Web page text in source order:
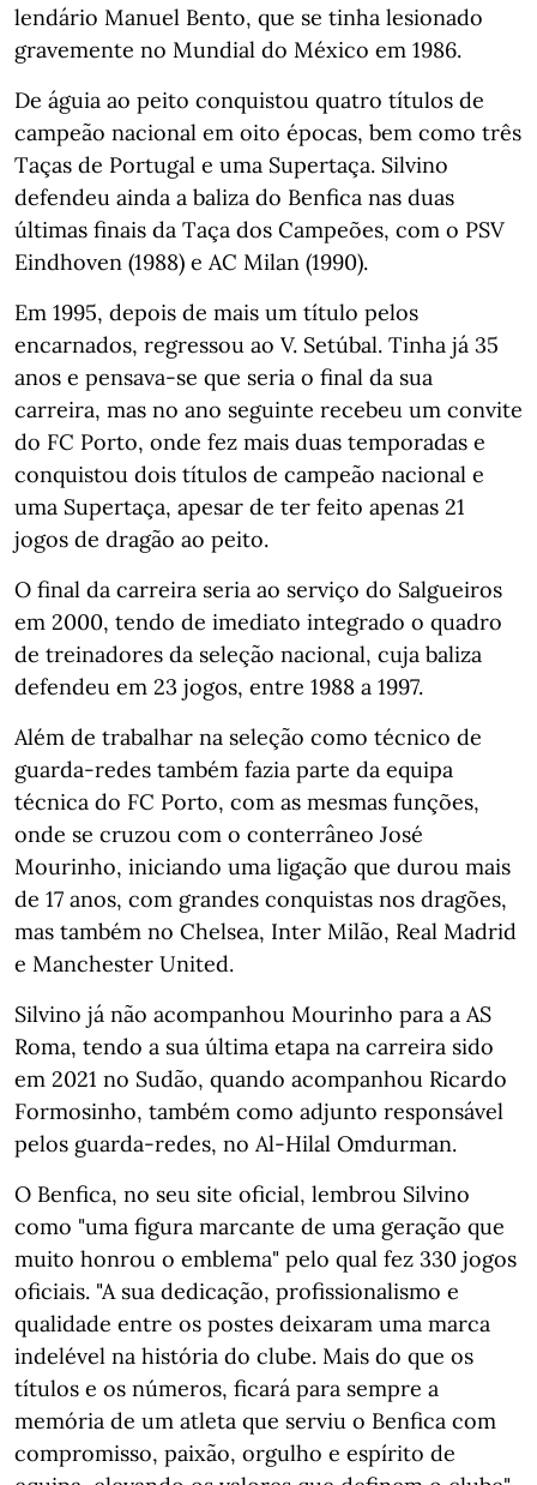
lendário Manuel Bento, que se tinha lesionado
gravemente no Mundial do México em 1986.
De águia ao peito conquistou quatro títulos de
campeão nacional em oito épocas, bem como três
Taças de Portugal e uma Supertaça. Silvino
defendeu ainda a baliza do Benfica nas duas
últimas finais da Taça dos Campeões, com o PSV
Eindhoven (1988) e AC Milan (1990).
Em 1995, depois de mais um título pelos
encarnados, regressou ao V. Setúbal. Tinha já 35
anos e pensava-se que seria o final da sua
carreira, mas no ano seguinte recebeu um convite
do FC Porto, onde fez mais duas temporadas e
conquistou dois títulos de campeão nacional e
uma Supertaça, apesar de ter feito apenas 21
jogos de dragão ao peito.
O final da carreira seria ao serviço do Salgueiros
em 2000, tendo de imediato integrado o quadro
de treinadores da seleção nacional, cuja baliza
defendeu em 23 jogos, entre 1988 a 1997.
Além de trabalhar na seleção como técnico de
guarda-redes também fazia parte da equipa
técnica do FC Porto, com as mesmas funções,
onde se cruzou com o conterrâneo José
Mourinho, iniciando uma ligação que durou mais
de 17 anos, com grandes conquistas nos dragões,
mas também no Chelsea, Inter Milão, Real Madrid
e Manchester United.
Silvino já não acompanhou Mourinho para a AS
Roma, tendo a sua última etapa na carreira sido
em 2021 no Sudão, quando acompanhou Ricardo
Formosinho, também como adjunto responsável
pelos guarda-redes, no Al-Hilal Omdurman.
O Benfica, no seu site oficial, lembrou Silvino
como "uma figura marcante de uma geração que
muito honrou o emblema" pelo qual fez 330 jogos
oficiais. "A sua dedicação, profissionalismo e
qualidade entre os postes deixaram uma marca
indelével na história do clube. Mais do que os
títulos e os números, ficará para sempre a
memória de um atleta que serviu o Benfica com
compromisso, paixão, orgulho e espírito de